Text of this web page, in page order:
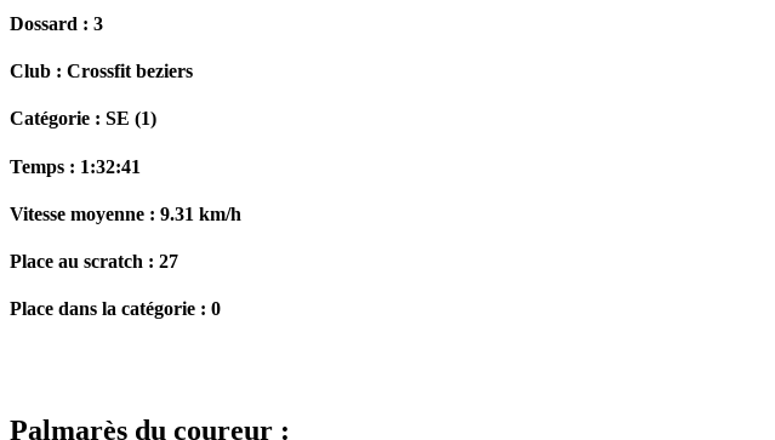
Dossard : 3
Club : Crossfit beziers
Catégorie : SE (1)
Temps : 1:32:41
Vitesse moyenne : 9.31 km/h
Place au scratch : 27
Place dans la catégorie : 0
Palmarès du coureur :